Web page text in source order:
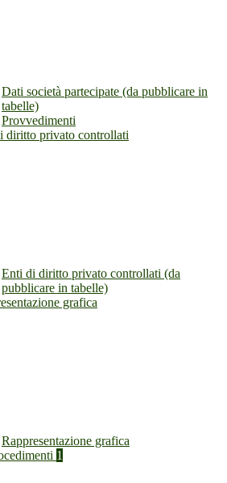
Dati società partecipate (da pubblicare in
tabelle)
Provvedimenti
diritto privato controllati
Enti di diritto privato controllati (da
pubblicare in tabelle)
grafica
Rappresentazione grafica
1